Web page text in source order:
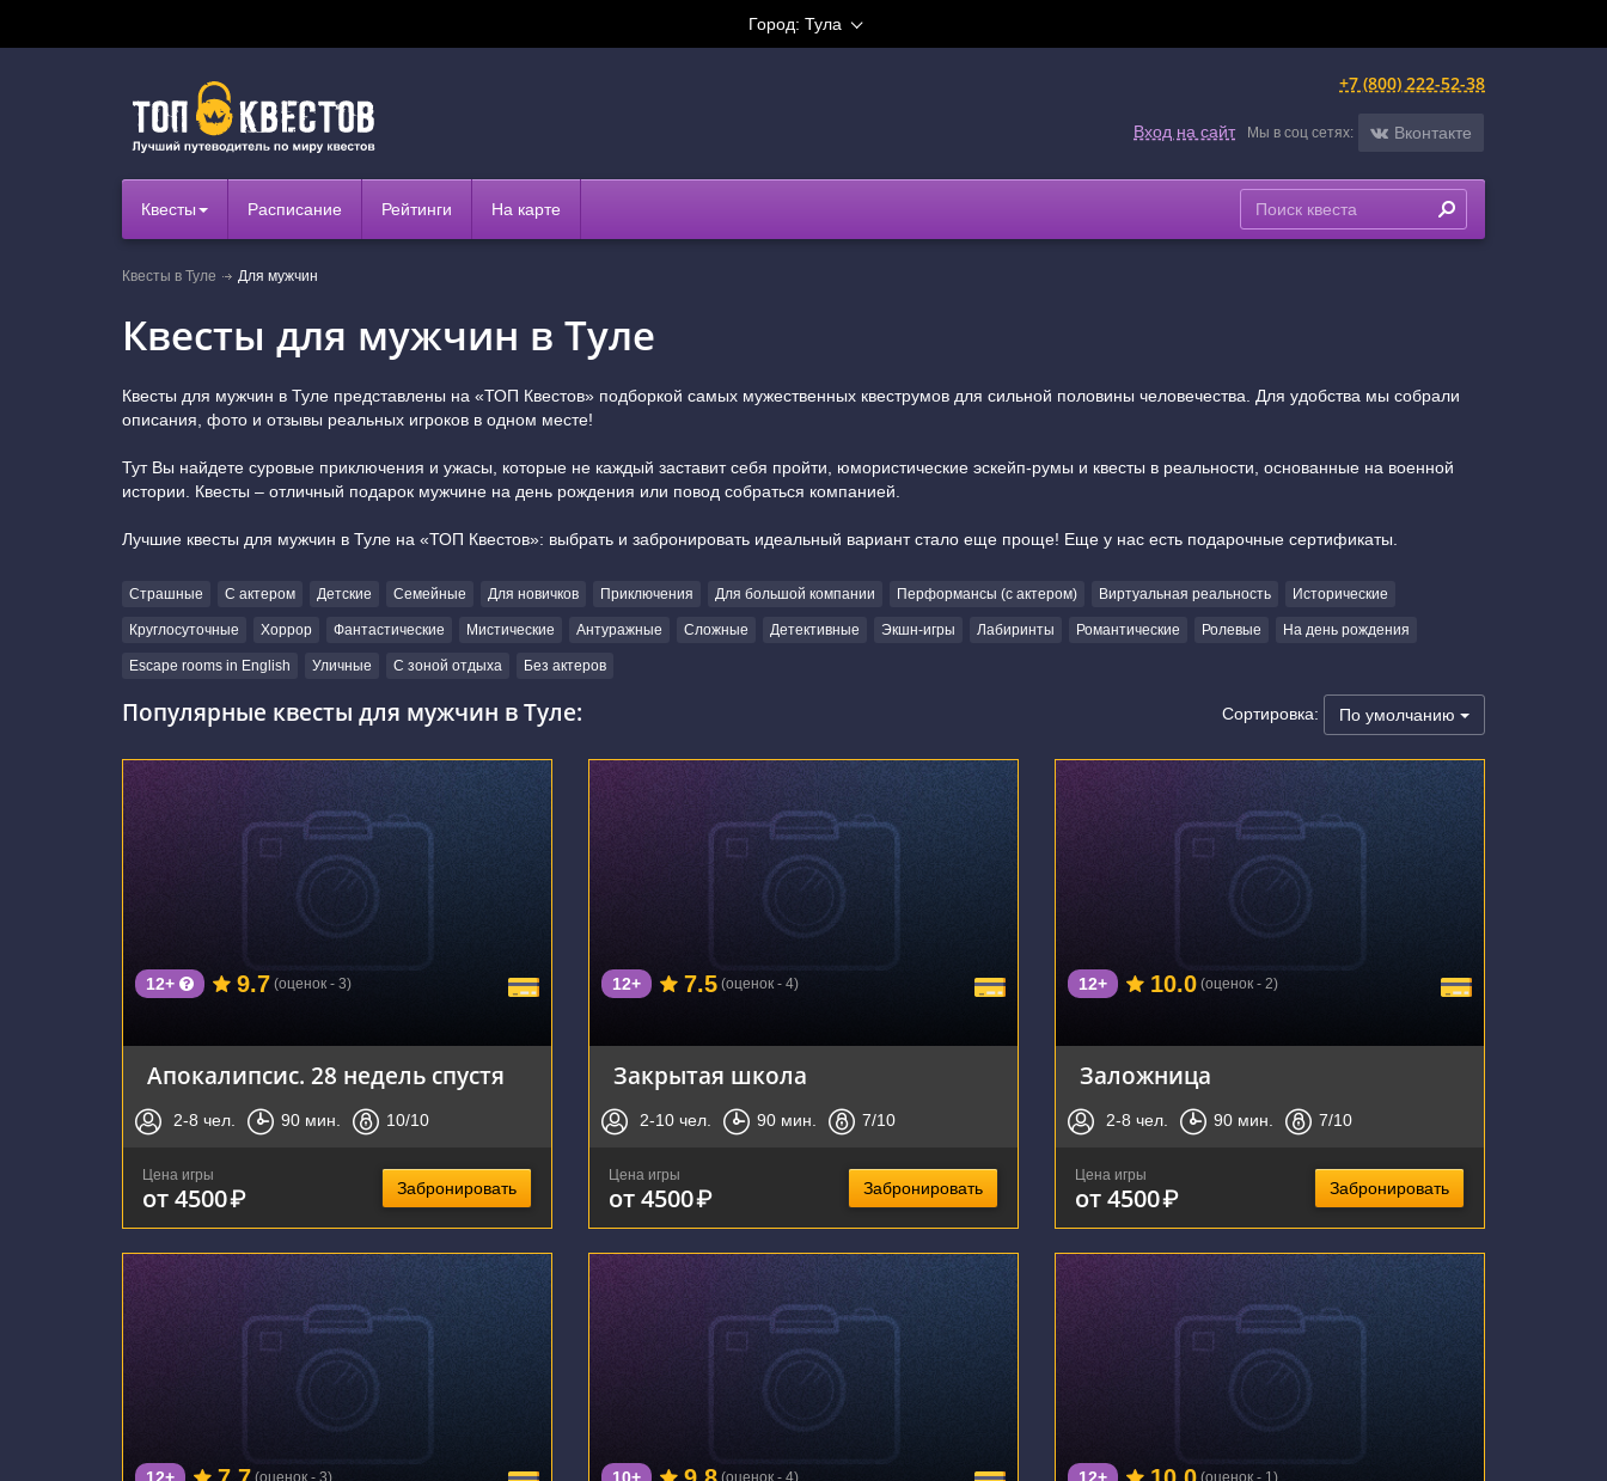
Город: Тула
+7 (800) 222-52-38
Вход на сайт Мы в соц сетях: Вконтакте
Квесты Расписание Рейтинги На карте
Квесты в Туле Для мужчин
Квесты для мужчин в Туле
Квесты для мужчин в Туле представлены на «ТОП Квестов» подборкой самых мужественных квеструмов для сильной половины человечества. Для удобства мы собрали
описания, фото и отзывы реальных игроков в одном месте!
Тут Вы найдете суровые приключения и ужасы, которые не каждый заставит себя пройти, юмористические эскейп-румы и квесты в реальности, основанные на военной
истории. Квесты – отличный подарок мужчине на день рождения или повод собраться компанией.
Лучшие квесты для мужчин в Туле на «ТОП Квестов»: выбрать и забронировать идеальный вариант стало еще проще! Еще у нас есть подарочные сертификаты.
Страшные С актером Детские Семейные Для новичков Приключения Для большой компании Перформансы (с актером) Виртуальная реальность Исторические
Круглосуточные Хоррор Фантастические Мистические Антуражные Сложные Детективные Экшн-игры Лабиринты Романтические Ролевые На день рождения
Escape rooms in English Уличные С зоной отдыха Без актеров
Популярные квесты для мужчин в Туле: Сортировка: По умолчанию
г. Тула, улица Льва Толстого, 114А
12+ 9.7 (оценок - 3)
Апокалипсис. 28 недель спустя
2-8 чел. 90 мин. 10/10
Цена игры
от 4500₽ Забронировать
г. Тула, проспект Ленина, 68
12+ 7.5 (оценок - 4)
Закрытая школа
2-10 чел. 90 мин. 7/10
Цена игры
от 4500₽ Забронировать
г. Тула, Пролетарская улица, 37
12+ 10.0 (оценок - 2)
Заложница
2-8 чел. 90 мин. 7/10
Цена игры
от 4500₽ Забронировать
г. Тула, Пролетарская улица, 37
(оценок - 3)
г. Тула, проспект Ленина, 68
(оценок - 4)
г. Тула, улица Болдина, 141
(оценок - 1)